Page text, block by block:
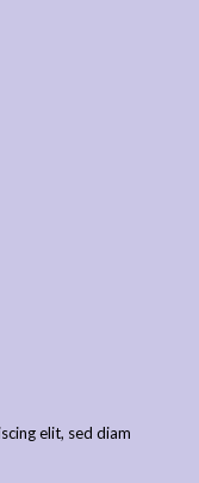
elit, sed diam